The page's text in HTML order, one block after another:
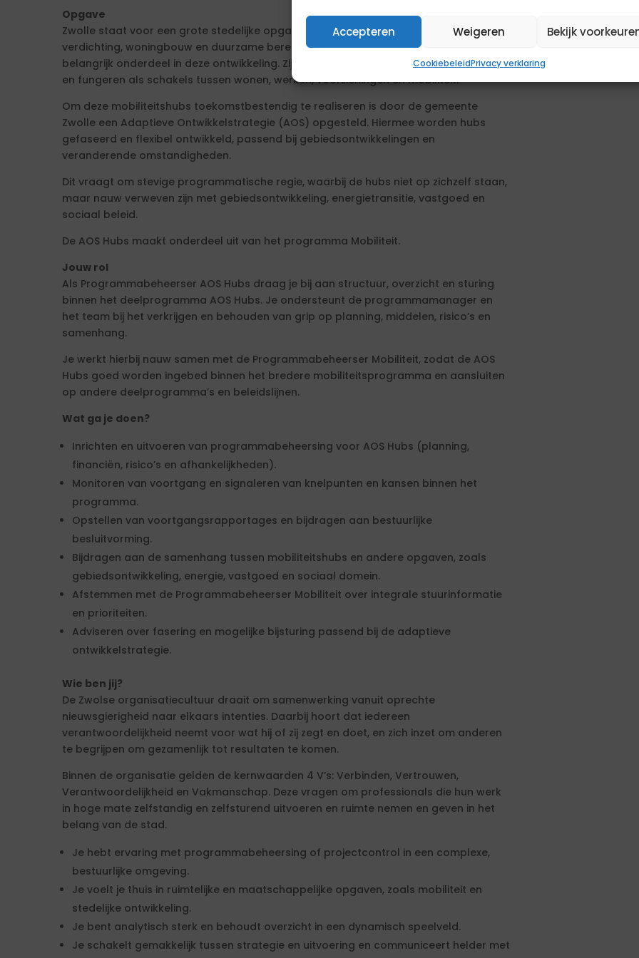
Accepteren Weigeren Bekijk
CookiebeleidPrivacy verklaring
Opgave
Zwolle staat voor een grote stedelijke opgave. De stad groeit en dat vraagt om
verdichting, woningbouw en duurzame bereikbaarheid. Mobiliteitshubs vormen een
belangrijk onderdeel in deze ontwikkeling. Zij maken slim en duurzaam reizen mogelijk
en fungeren als schakels tussen wonen, werken, voorzieningen en mobiliteit.
Om deze mobiliteitshubs toekomstbestendig te realiseren is door de gemeente
Zwolle een Adaptieve Ontwikkelstrategie (AOS) opgesteld. Hiermee worden hubs
gefaseerd en flexibel ontwikkeld, passend bij gebiedsontwikkelingen en
veranderende omstandigheden.
Dit vraagt om stevige programmatische regie, waarbij de hubs niet op zichzelf staan,
maar nauw verweven zijn met gebiedsontwikkeling, energietransitie, vastgoed en
sociaal beleid.
De AOS Hubs maakt onderdeel uit van het programma Mobiliteit.
Jouw rol
Als Programmabeheerser AOS Hubs draag je bij aan structuur, overzicht en sturing
binnen het deelprogramma AOS Hubs. Je ondersteunt de programmamanager en
het team bij het verkrijgen en behouden van grip op planning, middelen, risico’s en
samenhang.
Je werkt hierbij nauw samen met de Programmabeheerser Mobiliteit, zodat de AOS
Hubs goed worden ingebed binnen het bredere mobiliteitsprogramma en aansluiten
op andere deelprogramma’s en beleidslijnen.
Wat ga je doen?
Inrichten en uitvoeren van programmabeheersing voor AOS Hubs (planning,
financiën, risico’s en afhankelijkheden).
Monitoren van voortgang en signaleren van knelpunten en kansen binnen het
programma.
Opstellen van voortgangsrapportages en bijdragen aan bestuurlijke
besluitvorming.
Bijdragen aan de samenhang tussen mobiliteitshubs en andere opgaven, zoals
gebiedsontwikkeling, energie, vastgoed en sociaal domein.
Afstemmen met de Programmabeheerser Mobiliteit over integrale stuurinformatie
en prioriteiten.
Adviseren over fasering en mogelijke bijsturing passend bij de adaptieve
ontwikkelstrategie.
Wie ben jij?
De Zwolse organisatiecultuur draait om samenwerking vanuit oprechte
nieuwsgierigheid naar elkaars intenties. Daarbij hoort dat iedereen
verantwoordelijkheid neemt voor wat hij of zij zegt en doet, en zich inzet om anderen
te begrijpen om gezamenlijk tot resultaten te komen.
Binnen de organisatie gelden de kernwaarden 4 V’s: Verbinden, Vertrouwen,
Verantwoordelijkheid en Vakmanschap. Deze vragen om professionals die hun werk
in hoge mate zelfstandig en zelfsturend uitvoeren en ruimte nemen en geven in het
belang van de stad.
Je hebt ervaring met programmabeheersing of projectcontrol in een complexe,
bestuurlijke omgeving.
Je voelt je thuis in ruimtelijke en maatschappelijke opgaven, zoals mobiliteit en
stedelijke ontwikkeling.
Je bent analytisch sterk en behoudt overzicht in een dynamisch speelveld.
Je schakelt gemakkelijk tussen strategie en uitvoering en communiceert helder met